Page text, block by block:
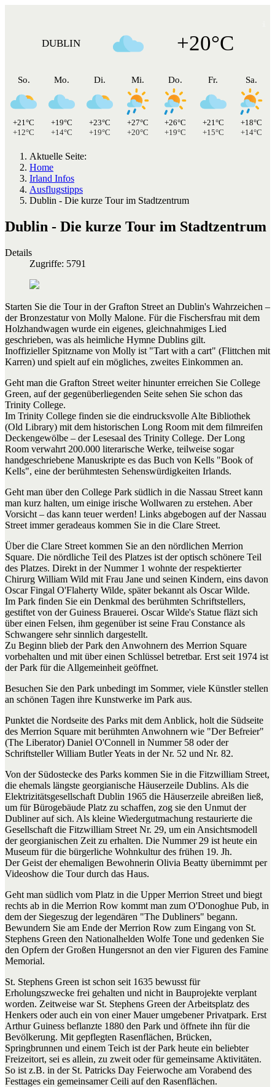
DUBLIN +20°C
So.
+21°C
+12°C
Mo.
+19°C
+14°C
Di.
+23°C
+19°C
Mi.
+27°C
+20°C
Do.
+26°C
+19°C
Fr.
+21°C
+15°C
Sa.
+18°C
+14°C
Aktuelle Seite:
Home
Irland Infos
Ausflugstipps
Dublin - Die kurze Tour im Stadtzentrum
Dublin - Die kurze Tour im Stadtzentrum
Details
Zugriffe: 5791
Starten Sie die Tour in der Grafton Street an Dublin's Wahrzeichen –
der Bronzestatur von Molly Malone. Für die Fischersfrau mit dem
Holzhandwagen wurde ein eigenes, gleichnahmiges Lied
geschrieben, was als heimliche Hymne Dublins gilt.
Inoffizieller Spitzname von Molly ist "Tart with a cart" (Flittchen mit
Karren) und spielt auf ein mögliches, zweites Einkommen an.
Geht man die Grafton Street weiter hinunter erreichen Sie College
Green, auf der gegenüberliegenden Seite sehen Sie schon das
Trinity College.
Im Trinity College finden sie die eindrucksvolle Alte Bibliothek
(Old Library) mit dem historischen Long Room mit dem filmreifen
Deckengewölbe – der Lesesaal des Trinity College. Der Long
Room verwahrt 200.000 literarische Werke, teilweise sogar
handgeschriebene Manuskripte es das Buch von Kells "Book of
Kells", eine der berühmtesten Sehenswürdigkeiten Irlands.
Geht man über den College Park südlich in die Nassau Street kann
man kurz halten, um einige irische Wollwaren zu erstehen. Aber
Vorsicht – das kann teuer werden! Links abgebogen auf der Nassau
Street immer geradeaus kommen Sie in die Clare Street.
Über die Clare Street kommen Sie an den nördlichen Merrion
Square. Die nördliche Teil des Platzes ist der optisch schönere Teil
des Platzes. Direkt in der Nummer 1 wohnte der respektierter
Chirurg William Wild mit Frau Jane und seinen Kindern, eins davon
Oscar Fingal O'Flaherty Wilde, später bekannt als Oscar Wilde.
Im Park finden Sie ein Denkmal des berühmten Schriftstellers,
gestiftet von der Guiness Brauerei. Oscar Wilde's Statue fläzt sich
über einen Felsen, ihm gegenüber ist seine Frau Constance als
Schwangere sehr sinnlich dargestellt.
Zu Beginn blieb der Park den Anwohnern des Merrion Square
vorbehalten und mit über einen Schlüssel betretbar. Erst seit 1974 ist
der Park für die Allgemeinheit geöffnet.
Besuchen Sie den Park unbedingt im Sommer, viele Künstler stellen
an schönen Tagen ihre Kunstwerke im Park aus.
Punktet die Nordseite des Parks mit dem Anblick, holt die Südseite
des Merrion Square mit berühmten Anwohnern wie "Der Befreier"
(The Liberator) Daniel O'Connell in Nummer 58 oder der
Schriftsteller William Butler Yeats in der Nr. 52 und Nr. 82.
Von der Südostecke des Parks kommen Sie in die Fitzwilliam Street,
die ehemals längste georgianische Häuserzeile Dublins. Als die
Elektrizitätsgesellschaft Dublin 1965 die Häuserzeile abreißen ließ,
um für Bürogebäude Platz zu schaffen, zog sie den Unmut der
Dubliner auf sich. Als kleine Wiedergutmachung restaurierte die
Gesellschaft die Fitzwilliam Street Nr. 29, um ein Ansichtsmodell
der georgianischen Zeit zu erhalten. Die Nummer 29 ist heute ein
Museum für die bürgerliche Wohnkultur des frühen 19. Jh.
Der Geist der ehemaligen Bewohnerin Olivia Beatty übernimmt per
Videoshow die Tour durch das Haus.
Geht man südlich vom Platz in die Upper Merrion Street und biegt
rechts ab in die Merrion Row kommt man zum O'Donoghue Pub, in
dem der Siegeszug der legendären "The Dubliners" begann.
Bewundern Sie am Ende der Merrion Row zum Eingang von St.
Stephens Green den Nationalhelden Wolfe Tone und gedenken Sie
den Opfern der Großen Hungersnot an den vier Figuren des Famine
Memorial.
St. Stephens Green ist schon seit 1635 bewusst für
Erholungszwecke frei gehalten und nicht in Bauprojekte verplant
worden. Zeitweise war St. Stephens Green der Arbeitsplatz des
Henkers oder auch ein von einer Mauer umgebener Privatpark. Erst
Arthur Guiness beflanzte 1880 den Park und öffnete ihn für die
Bevölkerung. Mit gepflegten Rasenflächen, Brücken,
Springbrunnen und einem Teich ist der Park heute ein beliebter
Freizeitort, sei es allein, zu zweit oder für gemeinsame Aktivitäten.
So ist z.B. in der St. Patricks Day Feierwoche am Vorabend des
Festtages ein gemeinsamer Ceili auf den Rasenflächen.